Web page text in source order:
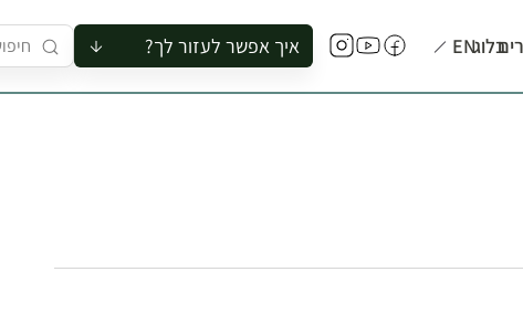
בלוגEN איך אפשר לעזור לך?
להזמין סיור לקבוצה